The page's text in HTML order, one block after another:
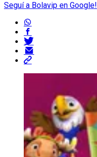
Seguí a Bolavip en Google!